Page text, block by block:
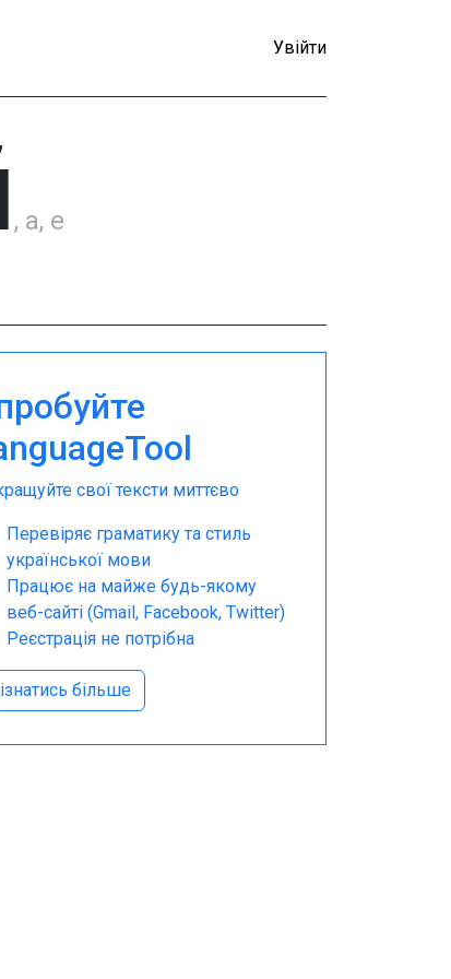
Увійти
, а, е
свої тексти миттєво
Перевіряє граматику та стиль
української мови
Працює на майже будь-якому
веб-сайті (Gmail, Facebook, Twitter)
Реєстрація не потрібна
більше